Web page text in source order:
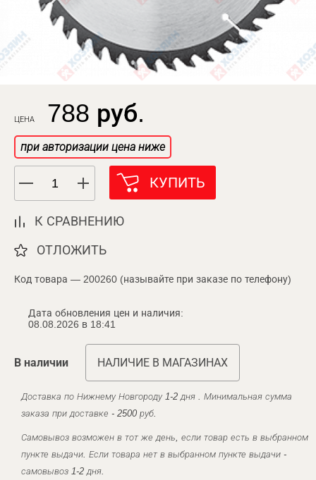
ЦЕНА 788 руб.
при авторизации цена ниже
КУПИТЬ
К СРАВНЕНИЮ
ОТЛОЖИТЬ
Код товара — 200260 (называйте при заказе по телефону)
Дата обновления цен и наличия:
08.08.2026 в 18:41
В наличии НАЛИЧИЕ В МАГАЗИНАХ
Доставка по Нижнему Новгороду 1-2 дня . Минимальная сумма
заказа при доставке - 2500 руб.
Самовывоз возможен в тот же день, если товар есть в выбранном
пункте выдачи. Если товара нет в выбранном пункте выдачи -
самовывоз 1-2 дня.